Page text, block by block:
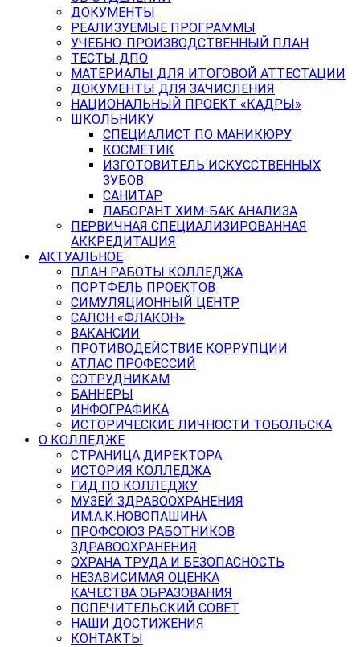
ДОКУМЕНТЫ
РЕАЛИЗУЕМЫЕ ПРОГРАММЫ
УЧЕБНО-ПРОИЗВОДСТВЕННЫЙ ПЛАН
ТЕСТЫ ДПО
МАТЕРИАЛЫ ДЛЯ ИТОГОВОЙ АТТЕСТАЦИИ
ДОКУМЕНТЫ ДЛЯ ЗАЧИСЛЕНИЯ
НАЦИОНАЛЬНЫЙ ПРОЕКТ «КАДРЫ»
ШКОЛЬНИКУ
СПЕЦИАЛИСТ ПО МАНИКЮРУ
КОСМЕТИК
ИЗГОТОВИТЕЛЬ ИСКУССТВЕННЫХ
ЗУБОВ
САНИТАР
ЛАБОРАНТ ХИМ-БАК АНАЛИЗА
ПЕРВИЧНАЯ СПЕЦИАЛИЗИРОВАННАЯ
АККРЕДИТАЦИЯ
АКТУАЛЬНОЕ
ПЛАН РАБОТЫ КОЛЛЕДЖА
ПОРТФЕЛЬ ПРОЕКТОВ
СИМУЛЯЦИОННЫЙ ЦЕНТР
САЛОН «ФЛАКОН»
ВАКАНСИИ
ПРОТИВОДЕЙСТВИЕ КОРРУПЦИИ
АТЛАС ПРОФЕССИЙ
СОТРУДНИКАМ
БАННЕРЫ
ИНФОГРАФИКА
ИСТОРИЧЕСКИЕ ЛИЧНОСТИ ТОБОЛЬСКА
О КОЛЛЕДЖЕ
СТРАНИЦА ДИРЕКТОРА
ИСТОРИЯ КОЛЛЕДЖА
ГИД ПО КОЛЛЕДЖУ
МУЗЕЙ ЗДРАВООХРАНЕНИЯ
ИМ.А.К.НОВОПАШИНА
ПРОФСОЮЗ РАБОТНИКОВ
ЗДРАВООХРАНЕНИЯ
ОХРАНА ТРУДА И БЕЗОПАСНОСТЬ
НЕЗАВИСИМАЯ ОЦЕНКА
КАЧЕСТВА ОБРАЗОВАНИЯ
ПОПЕЧИТЕЛЬСКИЙ СОВЕТ
НАШИ ДОСТИЖЕНИЯ
КОНТАКТЫ